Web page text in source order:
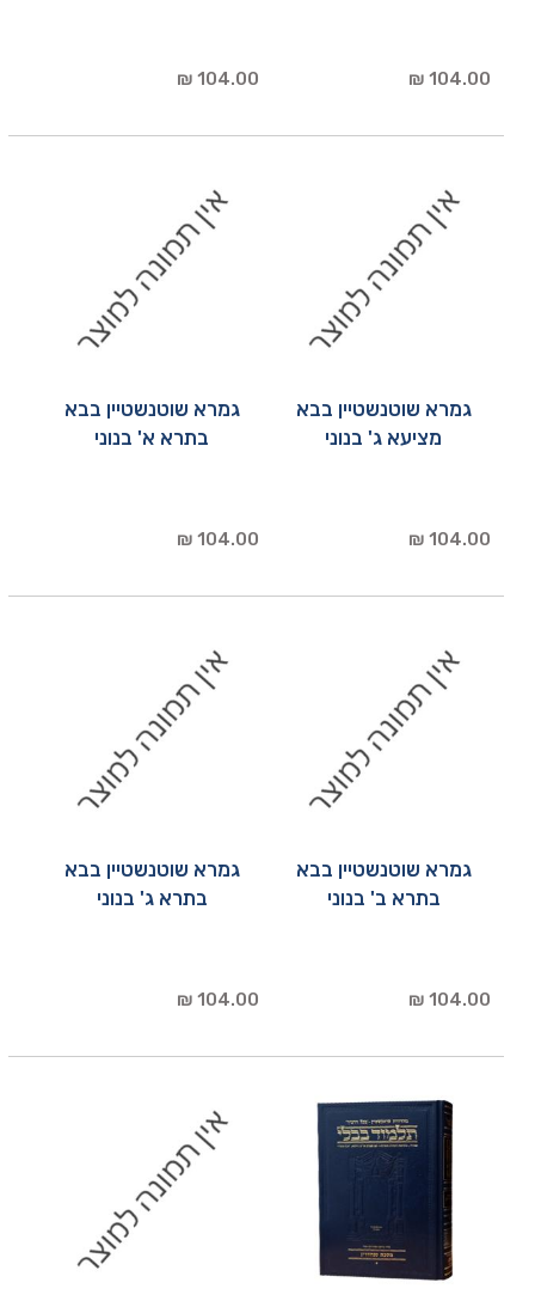
104.00 ₪
104.00 ₪
גמרא שוטנשטיין בבא
מציעא ג' בנוני
104.00 ₪
גמרא שוטנשטיין בבא
בתרא א' בנוני
104.00 ₪
גמרא שוטנשטיין בבא
בתרא ב' בנוני
104.00 ₪
גמרא שוטנשטיין בבא
בתרא ג' בנוני
104.00 ₪